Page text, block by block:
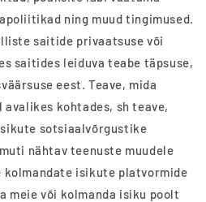
ning muud tingimused.
saitide privaatsuse või
saitides leiduva teabe täpsuse,
eest. Teave, mida
kohtades, sh teave,
sotsiaalvõrgustike
nähtav teenuste muudele
isikute platvormide
meie või kolmanda isiku poolt